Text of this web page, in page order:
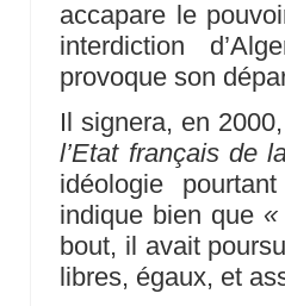
accapare le
interdiction
provoque son
Il signera, en
l’Etat français de
idéologie
indique bien que «
bout, il avait
libres, égaux, et